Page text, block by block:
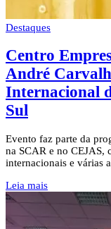
Destaques
Centro
André
Internacional
Sul
Evento faz parte da
na SCAR e no CEJAS,
internacionais e várias
Leia mais